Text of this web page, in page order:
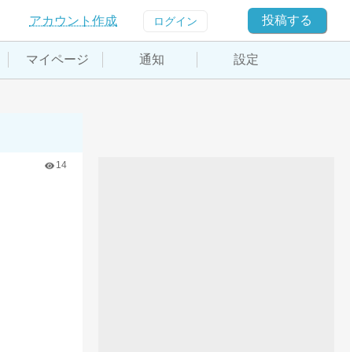
アカウント作成 ログイン 投稿する
マイページ 通知 設定
14